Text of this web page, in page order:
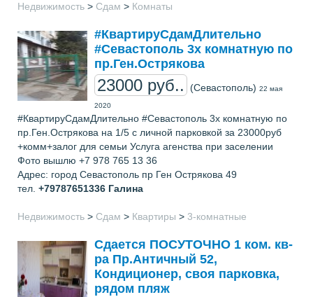
Недвижимость > Сдам > Комнаты
#КвартируСдамДлительно
#Севастополь 3х комнатную по
пр.Ген.Острякова
23000 руб.. (Севастополь) 22 мая
2020
#КвартируСдамДлительно #Севастополь 3х комнатную по
пр.Ген.Острякова на 1/5 с личной парковкой за 23000руб
+комм+залог для семьи Услуга агенства при заселении
Фото вышлю +7 978 765 13 36
Адрес: город Севастополь пр Ген Острякова 49
тел. +79787651336 Галина
Недвижимость > Сдам > Квартиры > 3-комнатные
Сдается ПОСУТОЧНО 1 ком. кв-
ра Пр.Античный 52,
Кондиционер, своя парковка,
рядом пляж